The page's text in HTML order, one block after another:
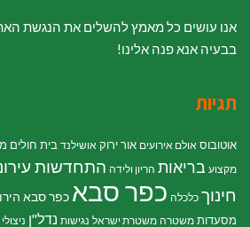
אנו עושים כל מאמץ להשלים את הנגשת
בבעיה אנא פנה אלינו!
תגיות
אוטובוס אולם אירועים אור ירוק אושילנד בית חולים
מקצוע בריאות הריון ולידה התחדשות
חינוך כלכלה כפר סבא כפר סבא
מסעדות משטרה משטרת ישראל נגישות נדל"ן